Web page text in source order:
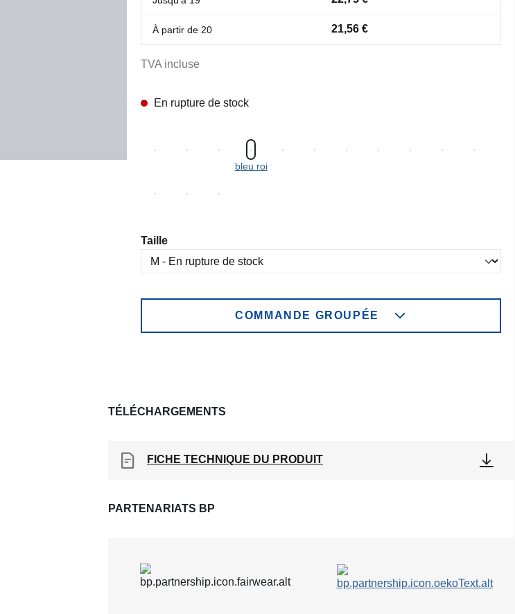
À partir de 20 21,56 €
TVA incluse
En rupture de stock
bleu roi
Sélectionnez
Taille
COMMANDE GROUPÉE
TÉLÉCHARGEMENTS
FICHE TECHNIQUE DU PRODUIT
PARTENARIATS BP